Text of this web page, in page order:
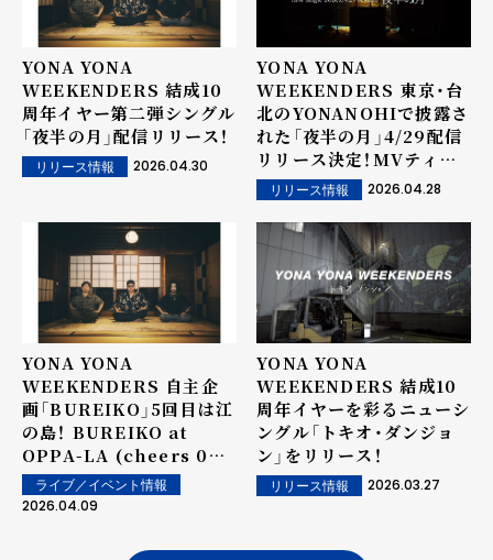
YONA YONA
WEEKENDERS 結成10
周年イヤー第二弾シングル
「夜半の月」配信リリース！
リリース情報 2026.04.30
YONA YONA
WEEKENDERS 東京・台
北のYONANOHIで披露さ
れた「夜半の月」4/29配信
リリース決定！MVティザ
ーも公開！リリース当日0
時よりプレミア公開
リリース情報 2026.04.28
YONA YONA
WEEKENDERS 自主企
画「BUREIKO」5回目は江
の島！ BUREIKO at
OPPA-LA (cheers 05)
6/19（金）開催決定 ゲス
ト・brkfstblendと海に
ライブ／イベント情報
2026.04.09
YONA YONA
WEEKENDERS 結成10
周年イヤーを彩るニューシ
ングル「トキオ・ダンジョ
ン」をリリース！
リリース情報 2026.03.27